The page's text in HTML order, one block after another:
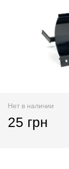
Нет в наличии
25 грн